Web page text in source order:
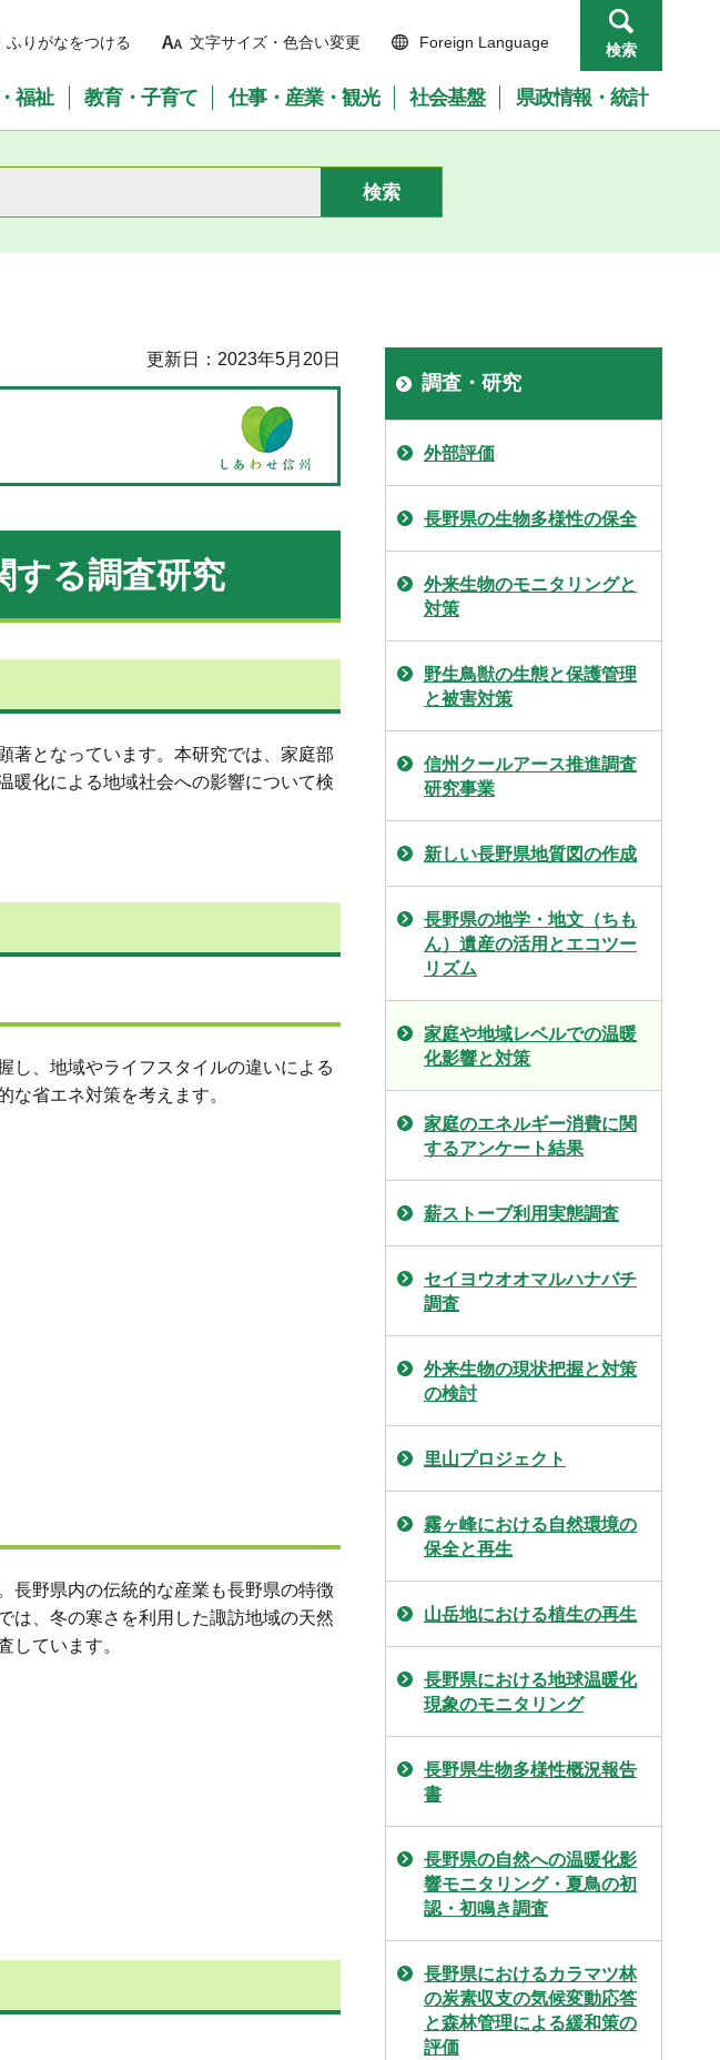
ふりがなをつける 文字サイズ・色合い変更 Foreign Language 検索
福祉 教育・子育て 仕事・産業・観光 社会基盤 県政情報・統計
更新日：2023年5月20日
する調査研究
著となっています。本研究では、家庭部
暖化による地域社会への影響について検
し、地域やライフスタイルの違いによる
省エネ対策を考えます。
長野県内の伝統的な産業も長野県の特徴
は、冬の寒さを利用した諏訪地域の天然
しています。
調査・研究
外部評価
長野県の生物多様性の保全
外来生物のモニタリングと
対策
野生鳥獣の生態と保護管理
と被害対策
信州クールアース推進調査
研究事業
新しい長野県地質図の作成
長野県の地学・地文（ちも
ん）遺産の活用とエコツー
リズム
家庭や地域レベルでの温暖
化影響と対策
家庭のエネルギー消費に関
するアンケート結果
薪ストーブ利用実態調査
セイヨウオオマルハナバチ
調査
外来生物の現状把握と対策
の検討
里山プロジェクト
霧ヶ峰における自然環境の
保全と再生
山岳地における植生の再生
長野県における地球温暖化
現象のモニタリング
長野県生物多様性概況報告
書
長野県の自然への温暖化影
響モニタリング・夏鳥の初
認・初鳴き調査
長野県におけるカラマツ林
の炭素収支の気候変動応答
と森林管理による緩和策の
評価